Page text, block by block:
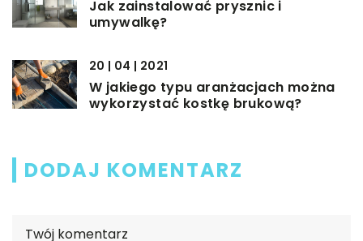
Jak zainstalować prysznic i
umywalkę?
20 | 04 | 2021
W jakiego typu aranżacjach można
wykorzystać kostkę brukową?
DODAJ KOMENTARZ